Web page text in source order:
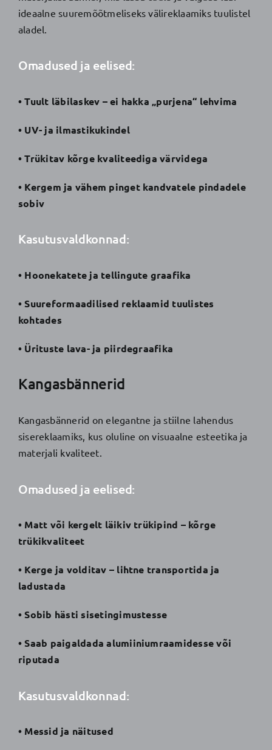
ideaalne suuremõõtmeliseks välireklaamiks tuulistel
aladel.
Omadused ja eelised:
• Tuult läbilaskev – ei hakka „purjena“ lehvima
• UV- ja ilmastikukindel
• Trükitav kõrge kvaliteediga värvidega
• Kergem ja vähem pinget kandvatele pindadele
sobiv
Kasutusvaldkonnad:
• Hoonekatete ja tellingute graafika
• Suureformaadilised reklaamid tuulistes
kohtades
• Ürituste lava- ja piirdegraafika
Kangasbännerid
Kangasbännerid on elegantne ja stiilne lahendus
sisereklaamiks, kus oluline on visuaalne esteetika ja
materjali kvaliteet.
Omadused ja eelised:
• Matt või kergelt läikiv trükipind – kõrge
trükikvaliteet
• Kerge ja volditav – lihtne transportida ja
ladustada
• Sobib hästi sisetingimustesse
• Saab paigaldada alumiiniumraamidesse või
riputada
Kasutusvaldkonnad:
• Messid ja näitused